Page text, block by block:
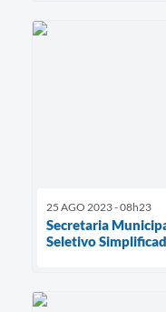
25 AGO 2023 - 08h23
Secretaria
Seletivo